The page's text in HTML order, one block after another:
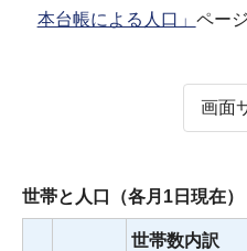
本台帳による人口」 ペー
画面
世帯と人口（各月1日現在）
世帯数内訳